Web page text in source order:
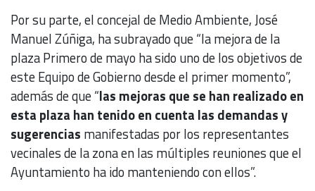
Por su parte, el concejal de Medio Ambiente, José
Manuel Zúñiga, ha subrayado que “la mejora de la
plaza Primero de mayo ha sido uno de los objetivos de
este Equipo de Gobierno desde el primer momento”,
además de que “las mejoras que se han realizado en
esta plaza han tenido en cuenta las demandas y
sugerencias manifestadas por los representantes
vecinales de la zona en las múltiples reuniones que el
Ayuntamiento ha ido manteniendo con ellos”.